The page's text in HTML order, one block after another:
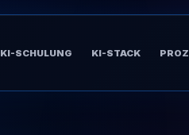
KI-SCHULUNG KI-STACK